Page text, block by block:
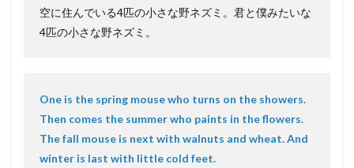
空に住んでいる4匹の小さな野ネズミ。君と僕みたいな
4匹の小さな野ネズミ。
One is the spring mouse who turns on the showers.
Then comes the summer who paints in the flowers.
The fall mouse is next with walnuts and wheat. And
winter is last with little cold feet.